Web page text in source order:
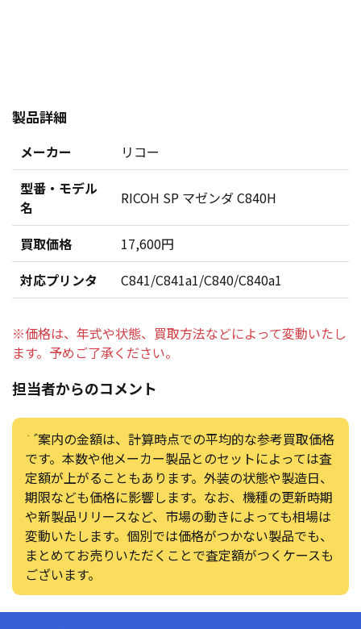
製品詳細
メーカー
リコー
型番・モデル
名
RICOH SP マゼンダ C840H
買取価格
17,600円
対応プリンタ
C841/C841a1/C840/C840a1
※価格は、年式や状態、買取方法などによって変動いたし
ます。予めご了承ください。
担当者からのコメント
ご案内の金額は、計算時点での平均的な参考買取価格
です。本数や他メーカー製品とのセットによっては査
定額が上がることもあります。外装の状態や製造日、
期限なども価格に影響します。なお、機種の更新時期
や新製品リリースなど、市場の動きによっても相場は
変動いたします。個別では価格がつかない製品でも、
まとめてお売りいただくことで査定額がつくケースも
ございます。